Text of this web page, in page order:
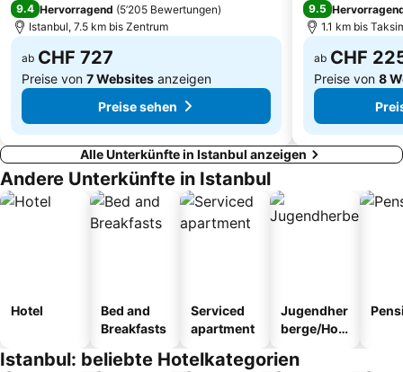
Heybeliada
4 Levent Subway Station
9.4 Hervorragend (5’205 Bewertungen)
Istanbul, 7.5 km bis Zentrum
ab CHF 727
Preise von 7 Websites anzeigen
Preise sehen
9.5
1.1 km bis
ab CHF
Preise von 8
Alle Unterkünfte in Istanbul anzeigen
Andere Unterkünfte in Istanbul
Hotel
Bed and
Breakfasts
Serviced
apartment
Jugendher
berge/Hos
Istanbul: beliebte Hotelkategorien